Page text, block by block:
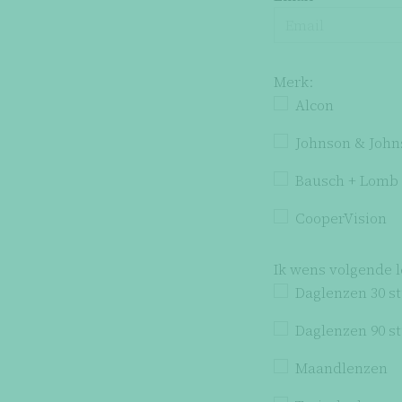
Alcon
Johnson &
Bausch + Lomb
CooperVision
Merk:
Daglenzen 30
Daglenzen 90
Maandlenzen
Ik wens volgende